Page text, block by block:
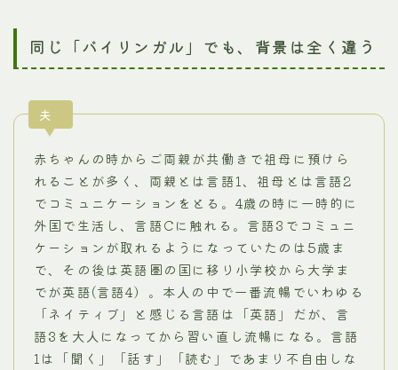
同じ「バイリンガル」でも、背景は全く違う
夫
赤ちゃんの時からご両親が共働きで祖母に預けら
れることが多く、両親とは言語1、祖母とは言語2
でコミュニケーションをとる。4歳の時に一時的に
外国で生活し、言語Cに触れる。言語3でコミュニ
ケーションが取れるようになっていたのは5歳ま
で、その後は英語圏の国に移り小学校から大学ま
でが英語(言語4）。本人の中で一番流暢でいわゆる
「ネイティブ」と感じる言語は「英語」だが、言
語3を大人になってから習い直し流暢になる。言語
1は「聞く」「話す」「読む」であまり不自由しな